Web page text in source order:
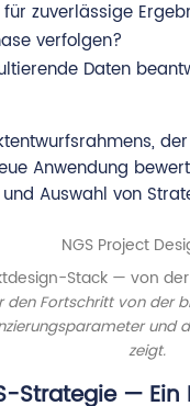
zuverlässige
verfolgen?
Daten
Anwendung
Auswahl von
Stack — von
Fortschritt von der
zeigt.
Strategie —